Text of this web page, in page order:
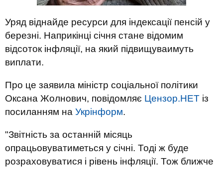
Уряд віднайде ресурси для індексації пенсій у
березні. Наприкінці січня стане відомим
відсоток інфляції, на який підвищуваимуть
виплати.
Про це заявила міністр соціальної політики
Оксана Жолнович, повідомляє Цензор.НЕТ із
посиланням на Укрінформ.
"Звітність за останній місяць
опрацьовуватиметься у січні. Тоді ж буде
розраховуватися і рівень інфляції. Тож ближче